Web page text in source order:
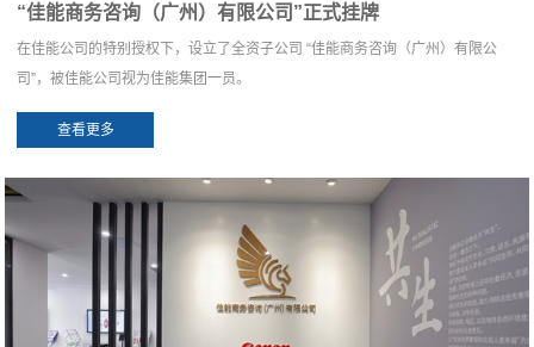
“佳能商务咨询（广州）有限公司”正式挂牌
在佳能公司的特别授权下，设立了全资子公司 “佳能商务咨询（广州）有限公
司”，被佳能公司视为佳能集团一员。
查看更多